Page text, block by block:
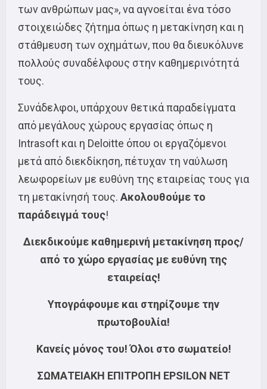
των ανθρώπων μας», να αγνοείται ένα τόσο
στοιχειώδες ζήτημα όπως η μετακίνηση και η
στάθμευση των οχημάτων, που θα διευκόλυνε
πολλούς συναδέλφους στην καθημερινότητά
τους.
Συνάδελφοι, υπάρχουν θετικά παραδείγματα
από μεγάλους χώρους εργασίας όπως η
Intrasoft και η Deloitte όπου οι εργαζόμενοι
μετά από διεκδίκηση, πέτυχαν τη ναύλωση
λεωφορείων με ευθύνη της εταιρείας τους για
τη μετακίνησή τους. Ακολουθούμε το
παράδειγμά τους!
Διεκδικούμε καθημερινή μετακίνηση προς/
από το χώρο εργασίας με ευθύνη της
εταιρείας!
Υπογράφουμε και στηρίζουμε την
πρωτοβουλία!
Κανείς μόνος του! Όλοι στο σωματείο!
ΣΩΜΑΤΕΙΑΚΗ ΕΠΙΤΡΟΠΗ EPSILON NET